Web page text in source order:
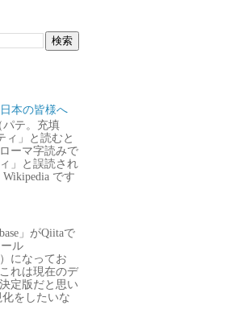
本の皆様へ
パテ。充填
ィ」と読むと
ーマ字読みで
」と誤読され
です
」がQiitaで
ル
になってお
れは現在のデ
定版だと思い
をしたいな